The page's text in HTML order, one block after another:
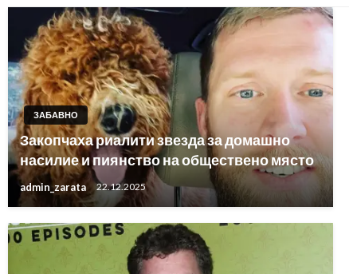
ЗАБАВНО
Закопчаха риалити звезда за домашно
насилие и пиянство на обществено място
admin_zarata 22.12.2025